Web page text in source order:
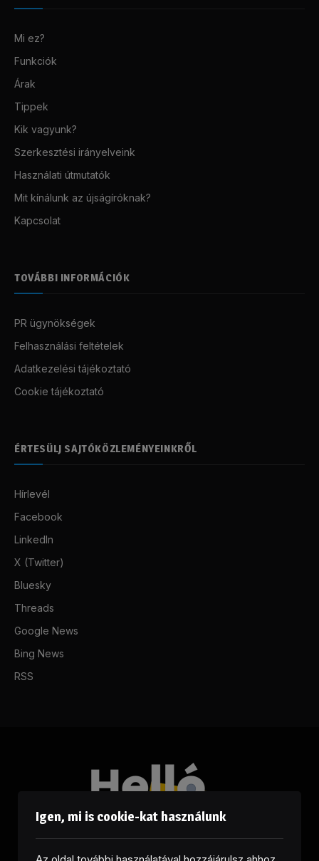
Mi ez?
Funkciók
Árak
Tippek
Kik vagyunk?
Szerkesztési irányelveink
Használati útmutatók
Mit kínálunk az újságíróknak?
Kapcsolat
TOVÁBBI INFORMÁCIÓK
PR ügynökségek
Felhasználási feltételek
Adatkezelési tájékoztató
Cookie tájékoztató
ÉRTESÜLJ SAJTÓKÖZLEMÉNYEINKRŐL
Hírlevél
Facebook
LinkedIn
X (Twitter)
Bluesky
Threads
Google News
Bing News
RSS
Igen, mi is cookie-kat használunk